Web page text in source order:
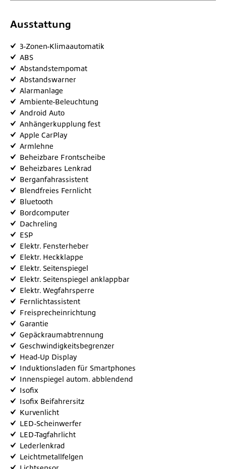
Ausstattung
3-Zonen-Klimaautomatik
ABS
Abstandstempomat
Abstandswarner
Alarmanlage
Ambiente-Beleuchtung
Android Auto
Anhängerkupplung fest
Apple CarPlay
Armlehne
Beheizbare Frontscheibe
Beheizbares Lenkrad
Berganfahrassistent
Blendfreies Fernlicht
Bluetooth
Bordcomputer
Dachreling
ESP
Elektr. Fensterheber
Elektr. Heckklappe
Elektr. Seitenspiegel
Elektr. Seitenspiegel anklappbar
Elektr. Wegfahrsperre
Fernlichtassistent
Freisprecheinrichtung
Garantie
Gepäckraumabtrennung
Geschwindigkeitsbegrenzer
Head-Up Display
Induktionsladen für Smartphones
Innenspiegel autom. abblendend
Isofix
Isofix Beifahrersitz
Kurvenlicht
LED-Scheinwerfer
LED-Tagfahrlicht
Lederlenkrad
Leichtmetallfelgen